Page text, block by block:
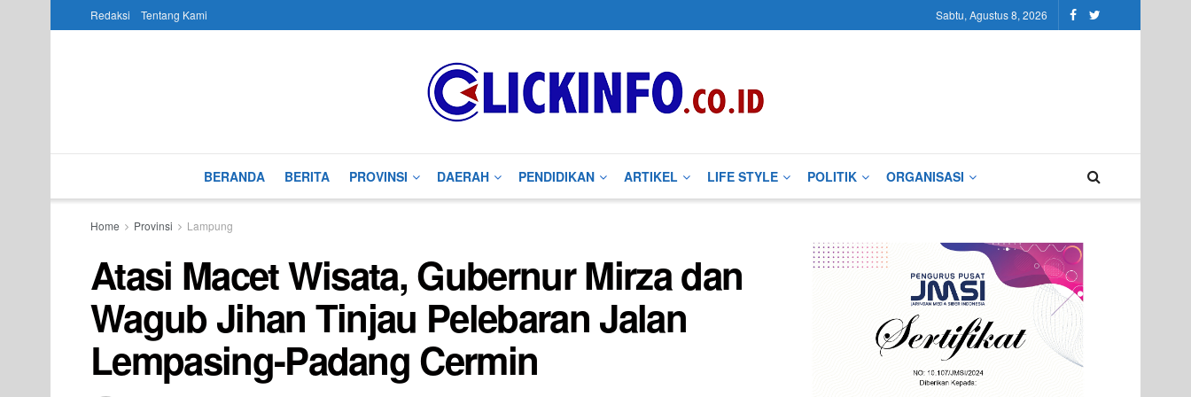
Redaksi Tentang Kami Sabtu, Agustus 8, 2026
BERANDA BERITA PROVINSI DAERAH PENDIDIKAN ARTIKEL LIFE STYLE POLITIK ORGANISASI
Home Provinsi Lampung
Atasi Macet Wisata, Gubernur Mirza dan
Wagub Jihan Tinjau Pelebaran Jalan
Lempasing-Padang Cermin